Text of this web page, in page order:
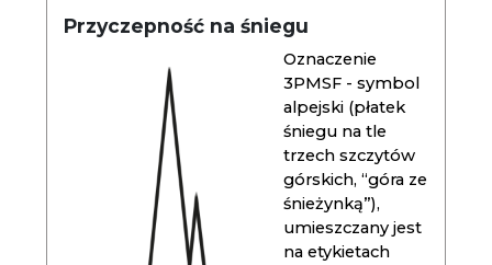
Przyczepność na śniegu
Oznaczenie
3PMSF - symbol
alpejski (płatek
śniegu na tle
trzech szczytów
górskich, “góra ze
śnieżynką”),
umieszczany jest
na etykietach